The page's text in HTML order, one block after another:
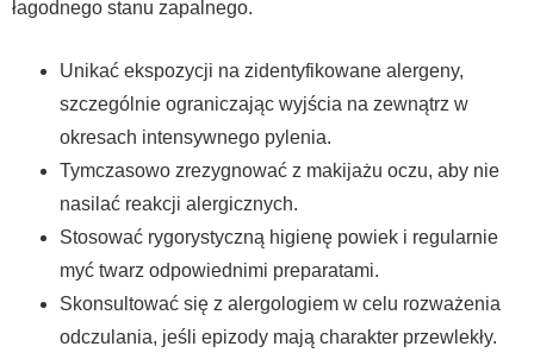
łagodnego stanu zapalnego.
Unikać ekspozycji na zidentyfikowane alergeny,
szczególnie ograniczając wyjścia na zewnątrz w
okresach intensywnego pylenia.
Tymczasowo zrezygnować z makijażu oczu, aby nie
nasilać reakcji alergicznych.
Stosować rygorystyczną higienę powiek i regularnie
myć twarz odpowiednimi preparatami.
Skonsultować się z alergologiem w celu rozważenia
odczulania, jeśli epizody mają charakter przewlekły.